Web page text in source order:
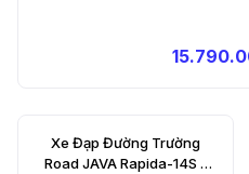
Xe Đạp Đường Trường
Road JAVA Veloce-16S-R3